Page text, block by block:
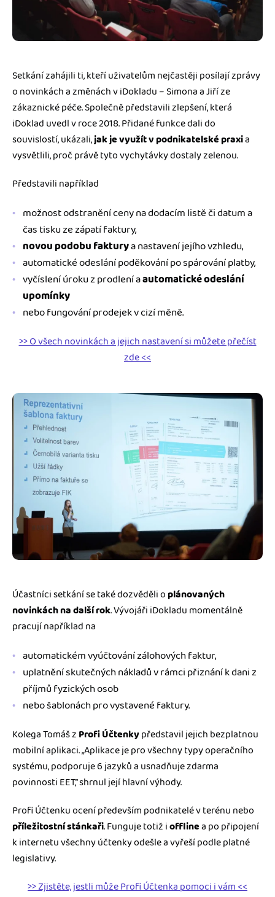
Setkání zahájili ti, kteří uživatelům nejčastěji posílají zprávy
o novinkách a změnách v iDokladu – Simona a Jiří ze
zákaznické péče. Společně představili zlepšení, která
iDoklad uvedl v roce 2018. Přidané funkce dali do
souvislostí, ukázali,jak je využít v podnikatelské praxia
vysvětlili, proč právě tyto vychytávky dostaly zelenou.
Představili například
možnost odstranění ceny na dodacím listě či datum a
čas tisku ze zápatí faktury,
novou podobu fakturya nastavení jejího vzhledu,
automatické odeslání poděkování po spárování platby,
vyčíslení úroku z prodlení aautomatické odeslání
upomínky
nebo fungování prodejek v cizí měně.
>> O všech novinkách a jejich nastavení si můžete přečíst
zde <<
Účastníci setkání se také dozvěděli oplánovaných
novinkách na další rok. Vývojáři iDokladu momentálně
pracují například na
automatickém vyúčtování zálohových faktur,
uplatnění skutečných nákladů v rámci přiznání k dani z
příjmů fyzických osob
nebo šablonách pro vystavené faktury.
Kolega Tomáš z Profi Účtenkypředstavil jejich bezplatnou
mobilní aplikaci. „Aplikace je pro všechny typy operačního
systému, podporuje 6 jazyků a usnadňuje zdarma
povinnosti EET,” shrnul její hlavní výhody.
Profi Účtenku ocení především podnikatelé v terénu nebo
příležitostní stánkaři. Funguje totiž iofflinea po připojení
k internetu všechny účtenky odešle a vyřeší podle platné
legislativy.
>> Zjistěte, jestli může Profi Účtenka pomoci i vám <<